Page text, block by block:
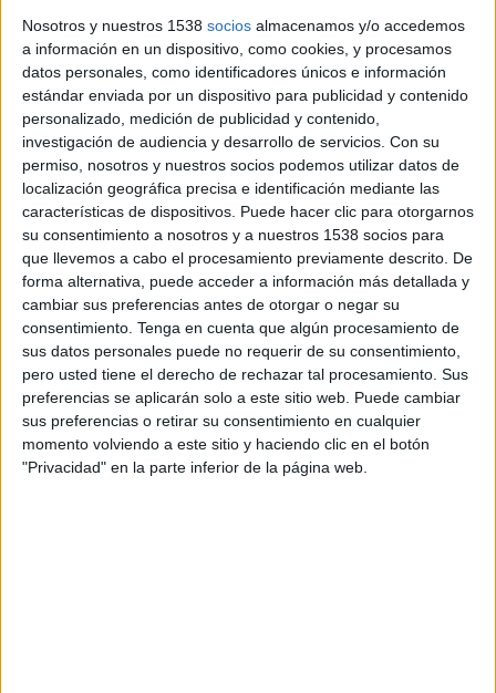
Nosotros y nuestros 1538 socios almacenamos y/o accedemos
a información en un dispositivo, como cookies, y procesamos
datos personales, como identificadores únicos e información
estándar enviada por un dispositivo para publicidad y contenido
personalizado, medición de publicidad y contenido,
investigación de audiencia y desarrollo de servicios. Con su
permiso, nosotros y nuestros socios podemos utilizar datos de
localización geográfica precisa e identificación mediante las
características de dispositivos. Puede hacer clic para otorgarnos
su consentimiento a nosotros y a nuestros 1538 socios para
que llevemos a cabo el procesamiento previamente descrito. De
forma alternativa, puede acceder a información más detallada y
cambiar sus preferencias antes de otorgar o negar su
consentimiento. Tenga en cuenta que algún procesamiento de
sus datos personales puede no requerir de su consentimiento,
pero usted tiene el derecho de rechazar tal procesamiento. Sus
preferencias se aplicarán solo a este sitio web. Puede cambiar
sus preferencias o retirar su consentimiento en cualquier
momento volviendo a este sitio y haciendo clic en el botón
"Privacidad" en la parte inferior de la página web.
en la categoria de millor cançó pel tema '313'. ...
Notícia
El Festival Ítaca tanca la 12a edició
amb 28.000 assistents i cinc 'sold out'
El Festival Ítaca ha tancat la seva dotzena edició aquest
diumenge amb el concert de Sílvia Pérez Cruz a Calella de
Palafrugell (Baix Empordà). La cantant palafrugellenca ...